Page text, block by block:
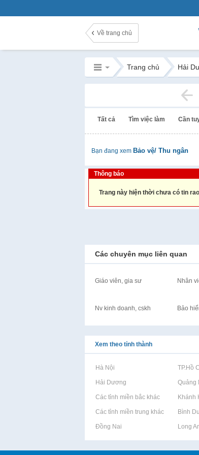
Về trang chủ
Trang chủ Hải
Tất cả Tìm việc làm Cần
Bạn đang xem Bảo vệ/ Thu ngân
Thông báo
Trang này hiện thời chưa có tin
Các chuyên mục liên quan
Giáo viên, gia sư Nhân
Nv kinh doanh, cskh Bảo
Xem theo tỉnh thành
Rao vặt tại Hà Nội Rao vặt tại TP.Hồ
Rao vặt tại Hải Dương Rao vặt tại Quảng
Rao vặt tại Các tỉnh miền bắc khácRao vặt tại Khánh
Rao vặt tại Các tỉnh miền trung khácRao vặt tại Bình
Rao vặt tại Đồng Nai Rao vặt tại Long